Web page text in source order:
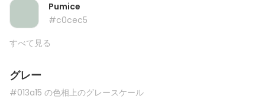
Pumice
#c0cec5
すべて見る
グレー
#013a15 の色相上のグレースケール